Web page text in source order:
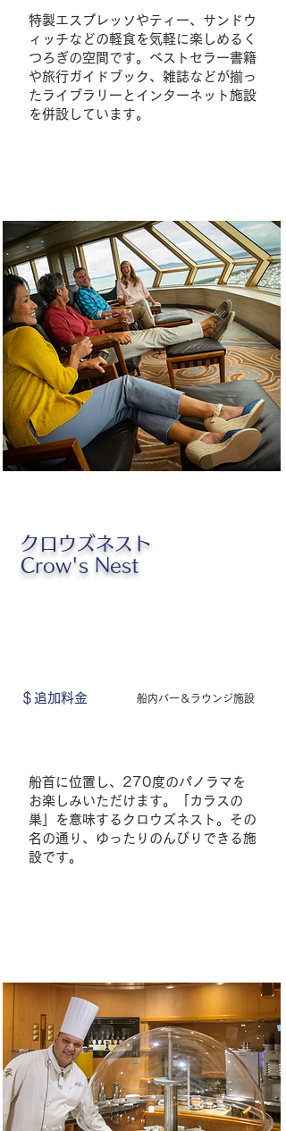
特製エスプレッソやティー、サンドウ
ィッチなどの軽食を気軽に楽しめるく
つろぎの空間です。ベストセラー書籍
や旅行ガイドブック、雑誌などが揃っ
たライブラリーとインターネット施設
を併設しています。
クロウズネスト
Crow's Nest
​＄追加料金 船内バー＆ ラウンジ施設
船首に位置し、270度のパノラマを
お楽しみいただけます。「カラスの
巣」を意味するクロウズネスト。その
名の通り、ゆったりのんびりできる施
設です。